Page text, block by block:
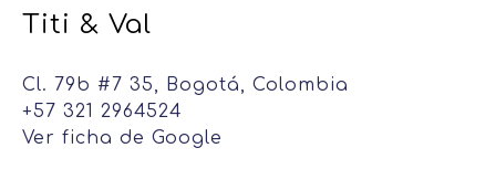
Titi & Val
Cl. 79b #7 35, Bogotá, Colombia
+57 321 2964524
Ver ficha de Google